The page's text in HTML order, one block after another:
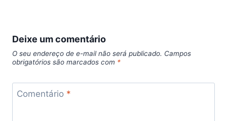
Deixe um comentário
O seu endereço de e-mail não será publicado. Campos
obrigatórios são marcados com *
Comentário *